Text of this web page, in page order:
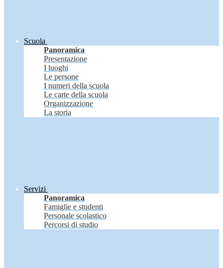
Scuola
Panoramica
Presentazione
I luoghi
Le persone
I numeri della scuola
Le carte della scuola
Organizzazione
La storia
Servizi
Panoramica
Famiglie e studenti
Personale scolastico
Percorsi di studio